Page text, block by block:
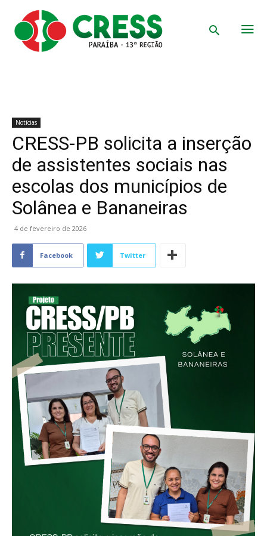
Notícias
CRESS-PB solicita a inserção
de assistentes sociais nas
escolas dos municípios de
Solânea e Bananeiras
4 de fevereiro de 2026
Facebook Twitter